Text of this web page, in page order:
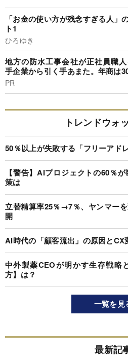
「お金の使い方が残念すぎる人」
ト1
ひろゆき
地方の防水工事会社が正社員職
手企業から引く手あまた。年商は
PR
トレンドウォ
50％以上が失敗する「フリーアド
【警告】AIプロジェクトの60％
策は
立替精算率25％→7％、ヤンマー
開
AI時代の「顧客流出」の原因とCX
中外製薬CEOが明かす生存戦略
方】は？
一覧を見
最新記